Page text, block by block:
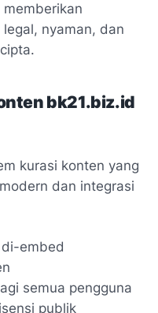
nyaman, dan
bk21.biz.id
kurasi konten yang
dan integrasi
di-embed
semua pengguna
publik